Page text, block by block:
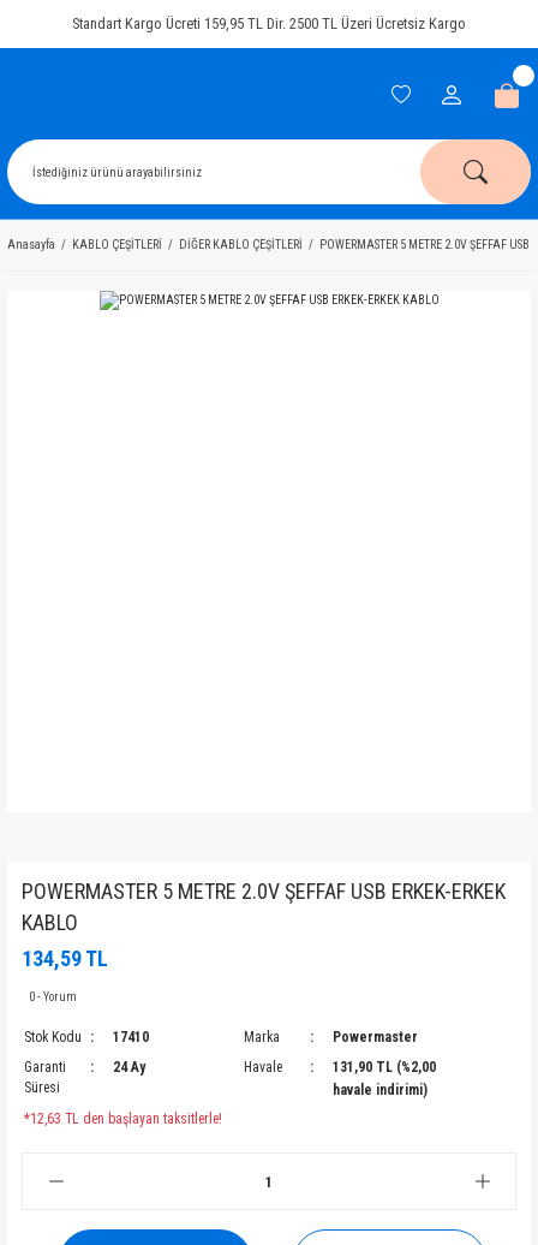
Standart Kargo Ücreti 159,95 TL Dir. 2500 TL Üzeri Ücretsiz Kargo
Anasayfa KABLO ÇEŞİTLERİ DİĞER KABLO ÇEŞİTLERİ POWERMASTER 5 METRE 2.0V ŞEFFAF USB
POWERMASTER 5 METRE 2.0V ŞEFFAF USB ERKEK-ERKEK
KABLO
134,59 TL
0 - Yorum
Stok Kodu 17410 Marka
Powermaster
Garanti
Süresi
24 Ay Havale
131,90 TL (%2,00
havale indirimi)
*12,63 TL den başlayan taksitlerle!